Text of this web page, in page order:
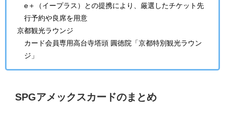
e＋（イープラス）との提携により、厳選したチケット先
行予約や良席を用意
京都観光ラウンジ
カード会員専用高台寺塔頭 圓徳院「京都特別観光ラウン
ジ」
SPGアメックスカードのまとめ